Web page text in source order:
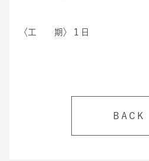
〈工 期​〉１日​​
BACK